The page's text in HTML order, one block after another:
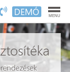
DEMÓ MENU